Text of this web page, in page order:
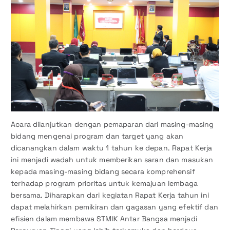
Acara dilanjutkan dengan pemaparan dari masing-masing
bidang mengenai program dan target yang akan
dicanangkan dalam waktu 1 tahun ke depan. Rapat Kerja
ini menjadi wadah untuk memberikan saran dan masukan
kepada masing-masing bidang secara komprehensif
terhadap program prioritas untuk kemajuan lembaga
bersama. Diharapkan dari kegiatan Rapat Kerja tahun ini
dapat melahirkan pemikiran dan gagasan yang efektif dan
efisien dalam membawa STMIK Antar Bangsa menjadi